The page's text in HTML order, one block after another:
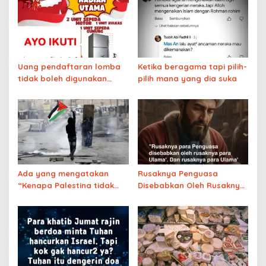
Uang pendaftaran lomba
tidak boleh digunakan
tergolong judi yang
diharamkan
Ketika beragama tapi pilih-
pilih mana yang dia suka
Ada yang mengatakan
“Kenapa Palestina tidak
Rusaknya Penguasa
Disebabkan Oleh Rusaknya